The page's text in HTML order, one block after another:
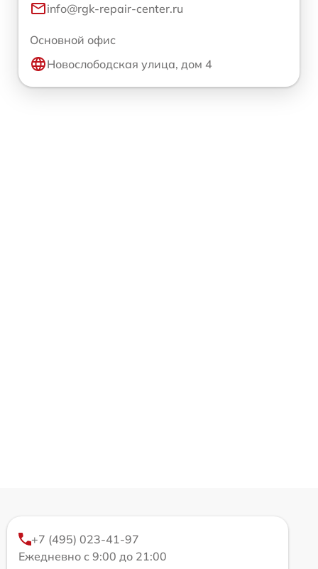
info@rgk-repair-center.ru
Основной офис
Новослободская улица, дом 4
+7 (495) 023-41-97
Ежедневно с 9:00 до 21:00